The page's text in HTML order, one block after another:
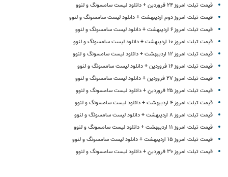
قیمت تبلت امروز ۲۴ فروردین + دانلود لیست سامسونگ و لنوو
قیمت تبلت امروز دوم اردیبهشت + دانلود لیست سامسونگ و لنوو
قیمت تبلت امروز ۶ اردیبهشت + دانلود لیست سامسونگ و لنوو
قیمت تبلت امروز ۱۰ اردیبهشت + دانلود لیست سامسونگ و لنوو
قیمت تبلت امروز ۱۲ اردیبهشت + دانلود لیست سامسونگ و لنوو
قیمت تبلت امروز ۱۶ فروردین + دانلود لیست سامسونگ و لنوو
قیمت تبلت امروز ۲۷ فروردین + دانلود لیست سامسونگ و لنوو
قیمت تبلت امروز ۲۵ فروردین + دانلود لیست سامسونگ و لنوو
قیمت تبلت امروز ۴ اردیبهشت + دانلود لیست سامسونگ و لنوو
قیمت تبلت امروز ۸ اردیبهشت + دانلود لیست سامسونگ و لنوو
قیمت تبلت امروز ۱۱ اردیبهشت + دانلود لیست سامسونگ و لنوو
قیمت تبلت امروز ۱۵ اردیبهشت + دانلود لیست سامسونگ و لنوو
قیمت تبلت امروز ۳۰ فروردین + دانلود لیست سامسونگ و لنوو